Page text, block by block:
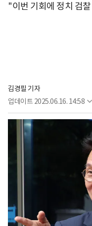
"이번 기회에 정치 검
김경필 기자
업데이트 2025.06.16. 14:58